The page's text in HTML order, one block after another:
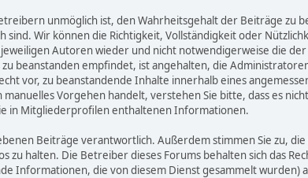
unmöglich ist, den Wahrheitsgehalt der Beiträge zu
Wir können die Richtigkeit, Vollständigkeit oder
Autoren wieder und nicht notwendigerweise die
beanstanden empfindet, ist angehalten, die
vor, zu beanstandende Inhalte innerhalb eines
Vorgehen handelt, verstehen Sie bitte, dass es
in Mitgliederprofilen enthaltenen Informationen.
Beiträge verantwortlich. Außerdem stimmen Sie zu,
zu halten. Die Betreiber dieses Forums behalten sich das
Informationen, die von diesem Dienst gesammelt